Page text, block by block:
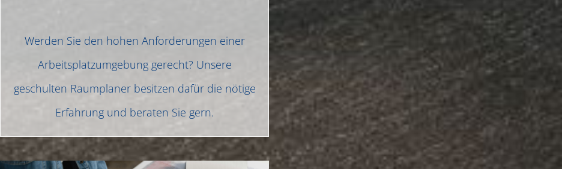
Werden Sie den hohen Anforderungen einer
Arbeitsplatzumgebung gerecht? Unsere
geschulten Raumplaner besitzen dafür die nötige
Erfahrung und beraten Sie gern.